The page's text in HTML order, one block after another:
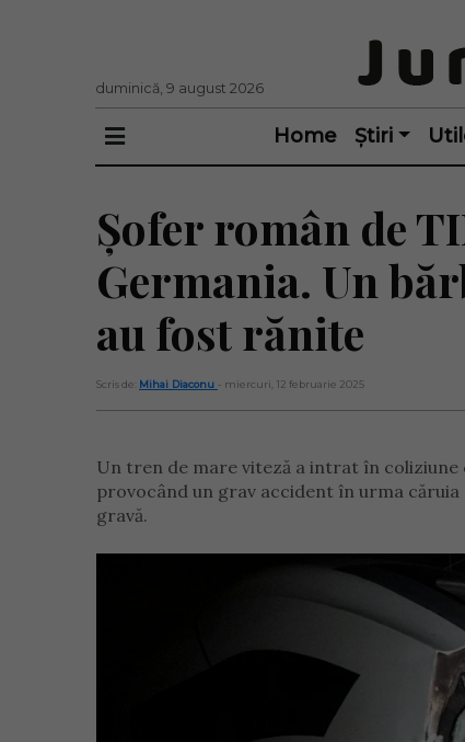
duminică, 9 august 2026
Home Știri
Șofer român de
Germania. Un
au fost rănite
Scris de: Mihai Diaconu - miercuri, 12 februarie 2025
Un tren de mare viteză a intrat în coliziune
provocând un grav accident în urma
gravă.